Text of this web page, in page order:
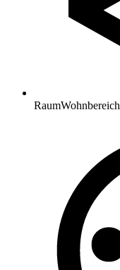
RaumWohnbereich